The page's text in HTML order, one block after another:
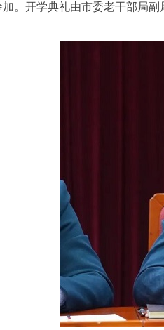
。开学典礼由市委老干部局